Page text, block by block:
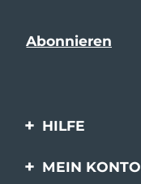
HILFE
Kontaktiere uns
MEIN KONTO